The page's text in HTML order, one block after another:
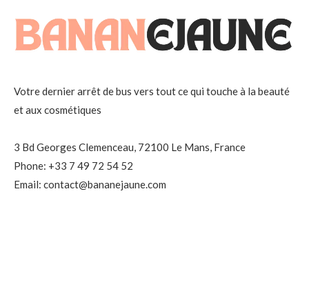
Votre dernier arrêt de bus vers tout ce qui touche à la beauté
et aux cosmétiques
3 Bd Georges Clemenceau, 72100 Le Mans, France
Phone: +33 7 49 72 54 52
Email: contact@bananejaune.com